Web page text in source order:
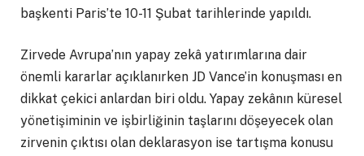
başkenti Paris’te 10-11 Şubat tarihlerinde yapıldı.
Zirvede Avrupa’nın yapay zekâ yatırımlarına dair
önemli kararlar açıklanırken JD Vance’in konuşması en
dikkat çekici anlardan biri oldu. Yapay zekânın küresel
yönetişiminin ve işbirliğinin taşlarını döşeyecek olan
zirvenin çıktısı olan deklarasyon ise tartışma konusu